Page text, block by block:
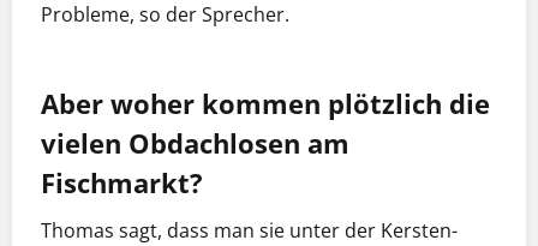
Probleme, so der Sprecher.
Aber woher kommen plötzlich die
vielen Obdachlosen am
Fischmarkt?
Thomas sagt, dass man sie unter der Kersten-